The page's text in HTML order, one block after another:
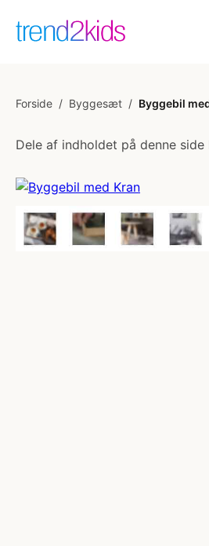
Forside / Byggesæt / Byggebil
Dele af indholdet på denne